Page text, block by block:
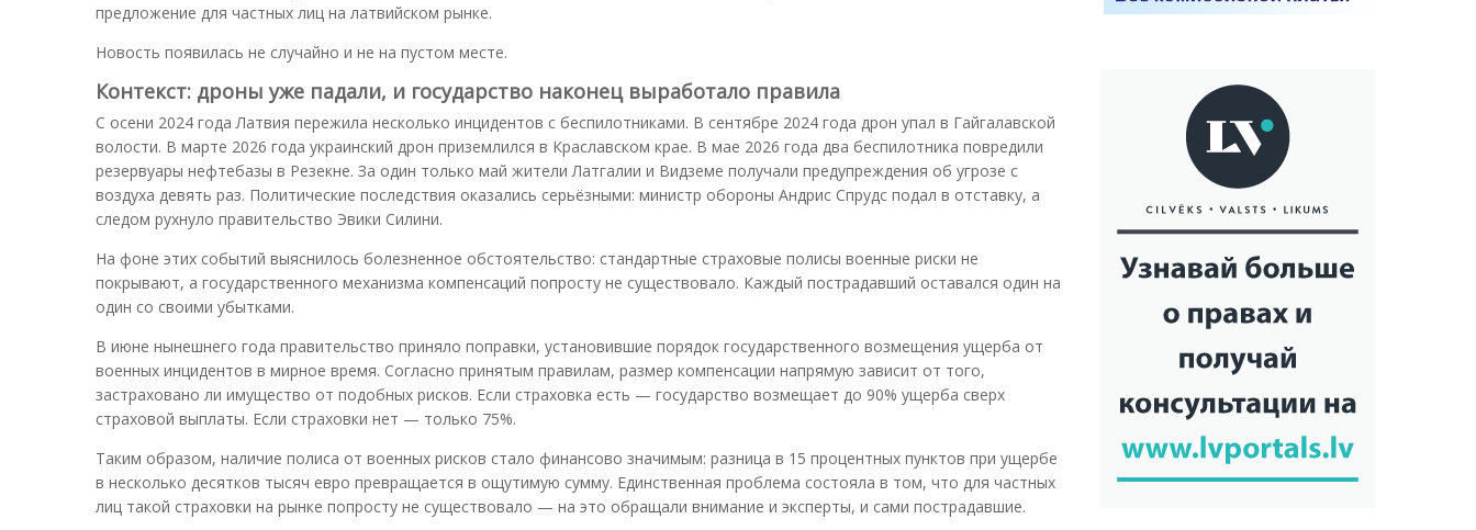
предложение для частных лиц на латвийском рынке.
Новость появилась не случайно и не на пустом месте.
Контекст: дроны уже падали, и государство наконец выработало правила
С осени 2024 года Латвия пережила несколько инцидентов с беспилотниками. В сентябре 2024 года дрон упал в Гайгалавской
волости. В марте 2026 года украинский дрон приземлился в Краславском крае. В мае 2026 года два беспилотника повредили
резервуары нефтебазы в Резекне. За один только май жители Латгалии и Видземе получали предупреждения об угрозе с
воздуха девять раз. Политические последствия оказались серьёзными: министр обороны Андрис Спрудс подал в отставку, а
следом рухнуло правительство Эвики Силини.
На фоне этих событий выяснилось болезненное обстоятельство: стандартные страховые полисы военные риски не
покрывают, а государственного механизма компенсаций попросту не существовало. Каждый пострадавший оставался один на
один со своими убытками.
В июне нынешнего года правительство приняло поправки, установившие порядок государственного возмещения ущерба от
военных инцидентов в мирное время. Согласно принятым правилам, размер компенсации напрямую зависит от того,
застраховано ли имущество от подобных рисков. Если страховка есть — государство возмещает до 90% ущерба сверх
страховой выплаты. Если страховки нет — только 75%.
Таким образом, наличие полиса от военных рисков стало финансово значимым: разница в 15 процентных пунктов при ущербе
в несколько десятков тысяч евро превращается в ощутимую сумму. Единственная проблема состояла в том, что для частных
лиц такой страховки на рынке попросту не существовало — на это обращали внимание и эксперты, и сами пострадавшие.